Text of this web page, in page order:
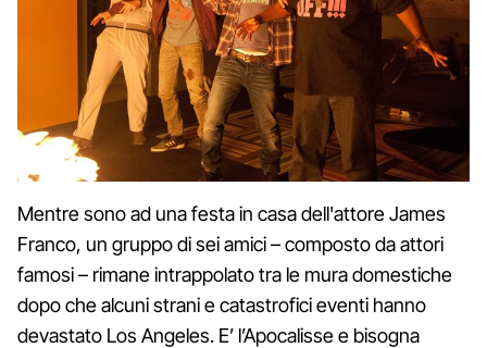
Mentre sono ad una festa in casa dell'attore James
Franco, un gruppo di sei amici – composto da attori
famosi – rimane intrappolato tra le mura domestiche
dopo che alcuni strani e catastrofici eventi hanno
devastato Los Angeles. E’ l’Apocalisse e bisogna